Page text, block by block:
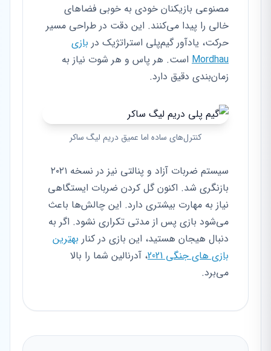
مصنوعی بازیکنان خودی به خوبی فضاهای
خالی را پیدا می‌کنند. این دقت در طراحی مسیر
حرکت، یادآور گیم‌پلی استراتژیک در بازی
Mordhau است. هر پاس و هر شوت نیاز به
زمان‌بندی دقیق دارد.
کنترل‌های ساده اما عمیق دریم لیگ ساکر
سیستم ضربات آزاد و پنالتی نیز در نسخه ۲۰۲۱
بازنگری شد. اکنون گل کردن ضربات ایستگاهی
نیاز به مهارت بیشتری دارد. این چالش‌ها باعث
می‌شود بازی پس از مدتی تکراری نشود. اگر به
دنبال هیجان هستید، این بازی در کنار بهترین
بازی های جنگی 2021
، آدرنالین شما را بالا
می‌برد.